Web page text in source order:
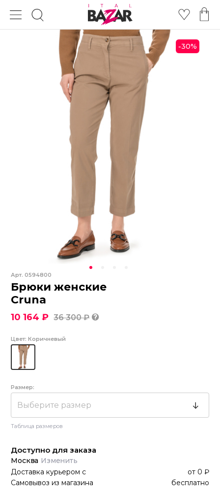
-30%
Арт.0594800
Брюки женские
Cruna
10 164 ₽ 36 300 ₽
Цвет: Коричневый
Размер:
Выберите размер
Таблица размеров
Доступно для заказа
Москва Изменить
Доставка курьером с от 0 ₽
Самовывоз из магазина
бесплатно